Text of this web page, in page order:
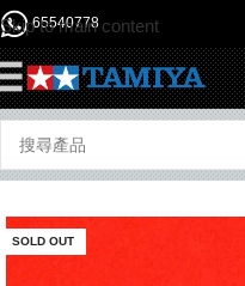
Skip to main content
65540778
SOLD OUT